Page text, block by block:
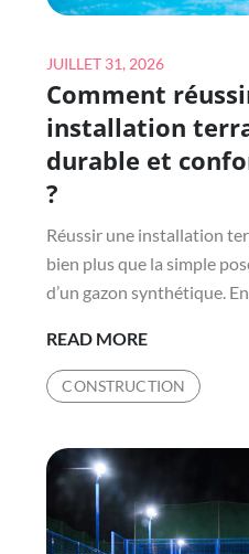
Posted
on
JUILLET 31, 2026
Comment
installation
durable et
?
Réussir une installation
bien plus que la simple
d’un gazon synthétique.
READ MORECOMMENT
RÉUSSIR
UNE
TERRAIN
PADEL
DURABLE
CONSTRUCTION